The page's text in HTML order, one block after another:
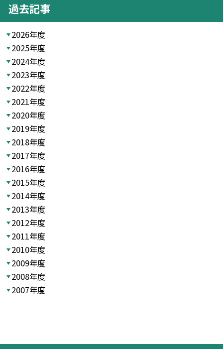
過去記事
2026年度
2025年度
2024年度
2023年度
2022年度
2021年度
2020年度
2019年度
2018年度
2017年度
2016年度
2015年度
2014年度
2013年度
2012年度
2011年度
2010年度
2009年度
2008年度
2007年度